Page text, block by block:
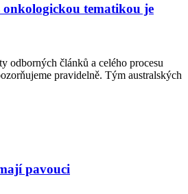
onkologickou tematikou je
odborných článků a celého procesu
pravidelně. Tým australských
pavouci